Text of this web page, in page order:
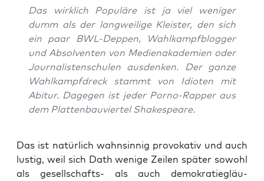
Das wirk­lich Popu­lä­re ist ja viel weni­ger
dumm als der lang­wei­li­ge Kleis­ter, den sich
ein paar BWL-Dep­pen, Wahl­kampf­blog­ger
und Absol­ven­ten von Medi­en­aka­de­mien oder
Jour­na­lis­ten­schu­len aus­den­ken. Der gan­ze
Wahl­kampf­dreck stammt von Idio­ten mit
Abitur. Dage­gen ist jeder Por­no-Rap­per aus
dem Plat­ten­bau­vier­tel Shakespeare.
Das ist natür­lich wahn­sin­nig pro­vo­ka­tiv und auch
lus­tig, weil sich Dath weni­ge Zei­len spä­ter sowohl
als gesell­schafts- als auch demo­kra­tie­gläu­